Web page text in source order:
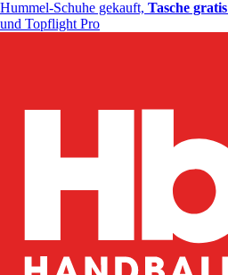
Hummel-Schuhe gekauft, Tasche gratis
und Topflight Pro